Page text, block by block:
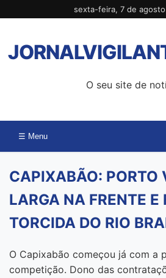
para
conteúdo
sexta-feira, 7 de
O seu site de
☰ Menu
CAPIXABÃO: PORTO
LARGA NA FRENTE E
TORCIDA DO RIO
O Capixabão começou já com a
competição. Dono das